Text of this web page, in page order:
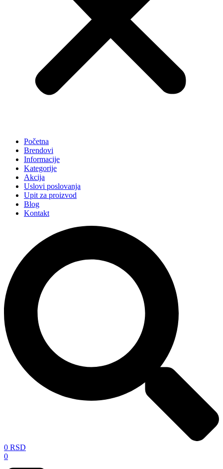
Početna
Brendovi
Informacije
Kategorije
Akcija
Uslovi poslovanja
Upit za proizvod
Blog
Kontakt
0 RSD
0